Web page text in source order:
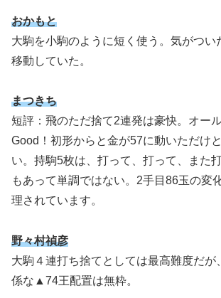
おかもと
大駒を小駒のように短く使う。気がつい
移動していた。
まつきち
短評：飛のただ捨て2連発は豪快。オー
Good！初形からと金が57に動いただけ
い。持駒5枚は、打って、打って、また
もあって単調ではない。2手目86玉の変
理されています。
野々村禎彦
大駒４連打ち捨てとしては最高難度だが
係な▲74王配置は無粋。